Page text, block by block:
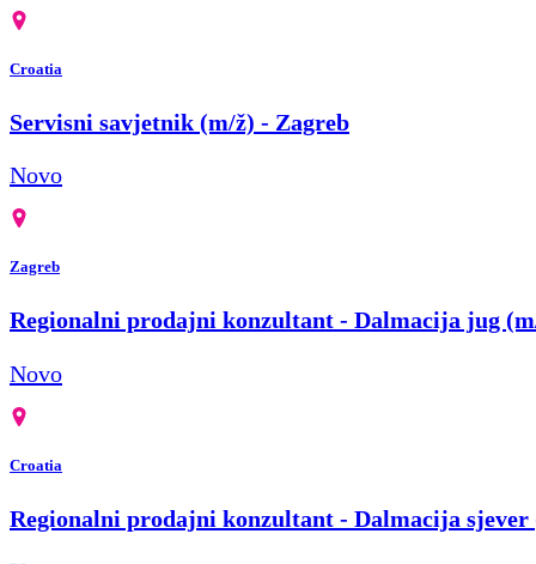
Croatia
Servisni savjetnik (m/ž) - Zagreb
Novo
Zagreb
Regionalni prodajni konzultant - Dalmacija jug
Novo
Croatia
Regionalni prodajni konzultant - Dalmacija sjever